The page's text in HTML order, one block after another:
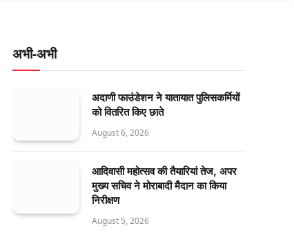
अभी-अभी
अदाणी फाउंडेशन ने यातायात पुलिसकर्मियों
को वितरित किए छाते
August 6, 2026
आदिवासी महोत्सव की तैयारियां तेज, अपर
मुख्य सचिव ने मोराबादी मैदान का किया
निरीक्षण
August 5, 2026